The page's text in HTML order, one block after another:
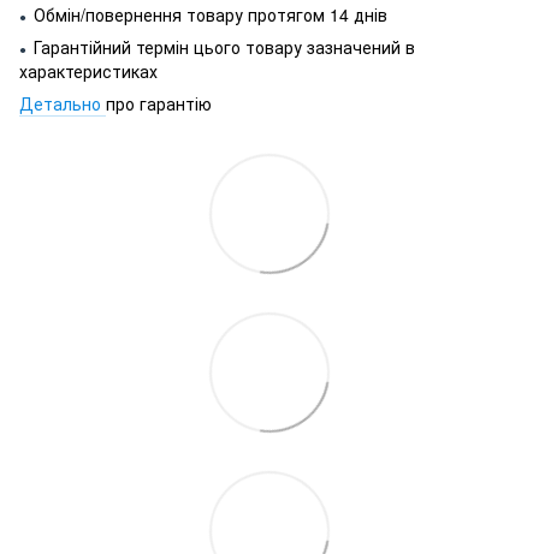
● Обмін/повернення товару протягом 14 днів
● Гарантійний термін цього товару зазначений в
характеристиках
Детально про гарантію